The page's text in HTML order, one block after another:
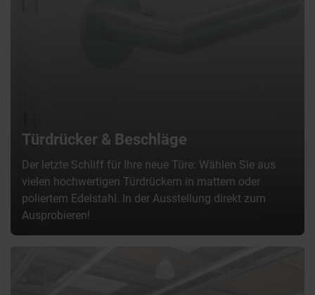
Türdrücker & Beschläge
Der letzte Schliff für Ihre neue Türe: Wählen Sie aus
vielen hochwertigen Türdrückern in mattem oder
poliertem Edelstahl. In der Ausstellung direkt zum
Ausprobieren!